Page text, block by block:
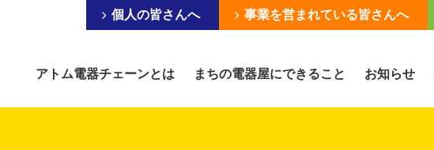
アトム電器チェーンとは まちの電器屋にできること お知らせ
個人の皆さんへ 事業を営まれている皆さんへ